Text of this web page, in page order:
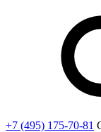
+7 (495) 175-70-81